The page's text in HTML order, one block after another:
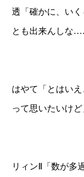
透「確かに、い
とも出来んしな
はやて「とはい
って思いたいけど
リィンⅡ「数が多